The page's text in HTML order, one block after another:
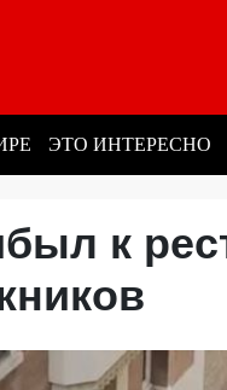
ЭТО ИНТЕРЕСНО
к